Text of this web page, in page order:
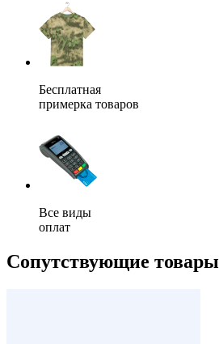
Бесплатная
примерка товаров
Все виды
оплат
Сопутствующие товары